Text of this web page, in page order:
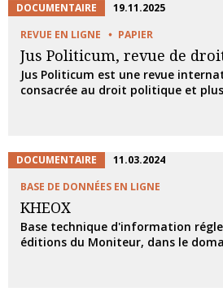
DOCUMENTAIRE
19.11.2025
REVUE EN LIGNE
PAPIER
Jus Politicum, revue de
Jus Politicum est une revue
consacrée au droit politique et
DOCUMENTAIRE
11.03.2024
BASE DE DONNÉES EN LIGNE
KHEOX
Base technique d'information
éditions du Moniteur, dans le